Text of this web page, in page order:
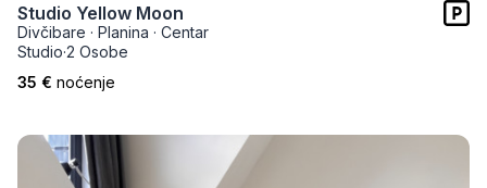
Studio Yellow Moon
Divčibare · Planina · Centar
Studio·2 Osobe
35 € noćenje